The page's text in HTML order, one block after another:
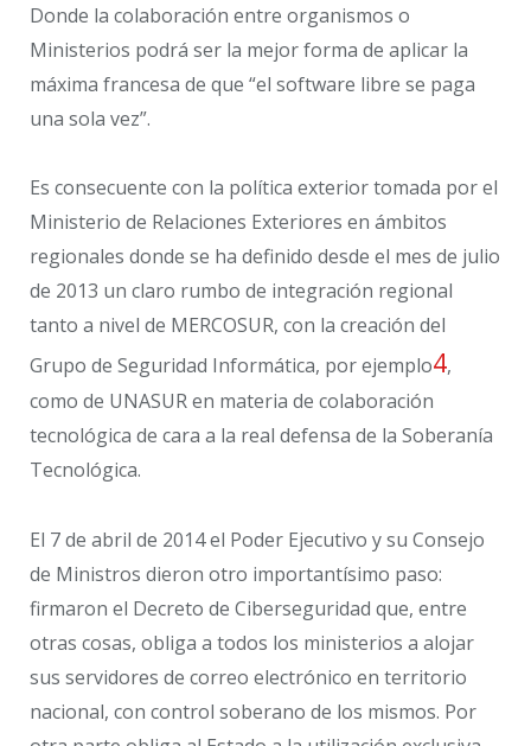
Donde la colaboración entre organismos o
Ministerios podrá ser la mejor forma de aplicar la
máxima francesa de que “el software libre se paga
una sola vez”.
Es consecuente con la política exterior tomada por el
Ministerio de Relaciones Exteriores en ámbitos
regionales donde se ha definido desde el mes de julio
de 2013 un claro rumbo de integración regional
tanto a nivel de MERCOSUR, con la creación del
Grupo de Seguridad Informática, por ejemplo4,
como de UNASUR en materia de colaboración
tecnológica de cara a la real defensa de la Soberanía
Tecnológica.
El 7 de abril de 2014 el Poder Ejecutivo y su Consejo
de Ministros dieron otro importantísimo paso:
firmaron el Decreto de Ciberseguridad que, entre
otras cosas, obliga a todos los ministerios a alojar
sus servidores de correo electrónico en territorio
nacional, con control soberano de los mismos. Por